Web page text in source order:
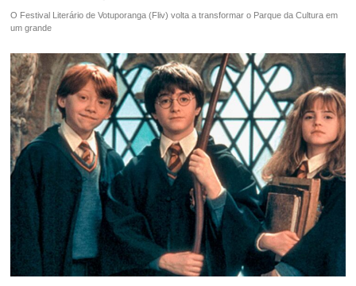
O Festival Literário de Votuporanga (Fliv) volta a transformar o Parque da Cultura em
um grande